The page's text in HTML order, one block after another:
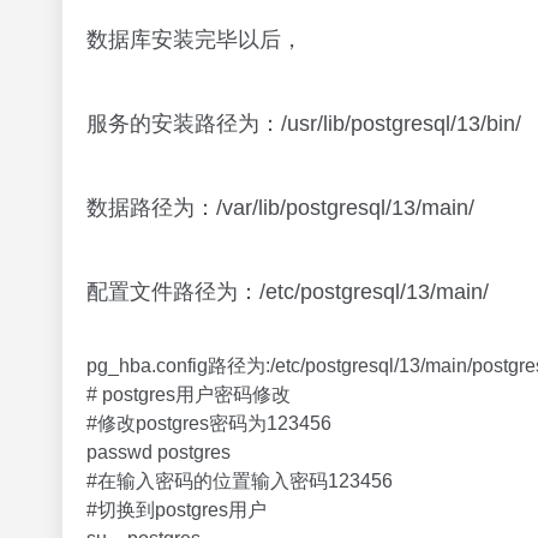
数据库安装完毕以后，
服务的安装路径为：/usr/lib/postgresql/13/bin/
数据路径为：/var/lib/postgresql/13/main/
配置文件路径为：/etc/postgresql/13/main/
pg_hba.config路径为:/etc/postgresql/13/main/
# postgres用户密码修改
#修改postgres密码为123456
passwd postgres
#在输入密码的位置输入密码123456
#切换到postgres用户